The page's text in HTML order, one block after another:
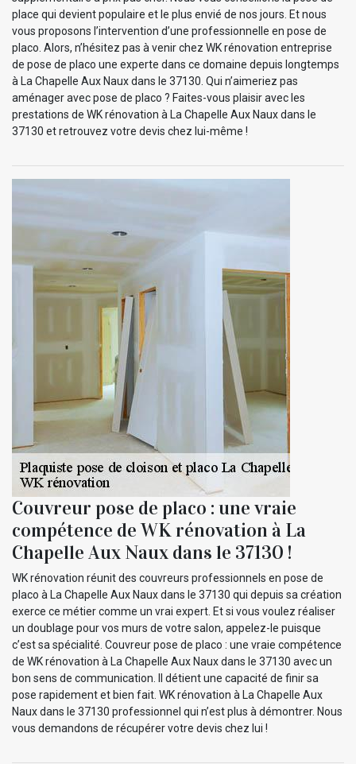
place qui devient populaire et le plus envié de nos jours. Et nous
vous proposons l’intervention d’une professionnelle en pose de
placo. Alors, n’hésitez pas à venir chez WK rénovation entreprise
de pose de placo une experte dans ce domaine depuis longtemps
à La Chapelle Aux Naux dans le 37130. Qui n’aimeriez pas
aménager avec pose de placo ? Faites-vous plaisir avec les
prestations de WK rénovation à La Chapelle Aux Naux dans le
37130 et retrouvez votre devis chez lui-même !
Couvreur pose de placo : une vraie
compétence de WK rénovation à La
Chapelle Aux Naux dans le 37130 !
WK rénovation réunit des couvreurs professionnels en pose de
placo à La Chapelle Aux Naux dans le 37130 qui depuis sa création
exerce ce métier comme un vrai expert. Et si vous voulez réaliser
un doublage pour vos murs de votre salon, appelez-le puisque
c’est sa spécialité. Couvreur pose de placo : une vraie compétence
de WK rénovation à La Chapelle Aux Naux dans le 37130 avec un
bon sens de communication. Il détient une capacité de finir sa
pose rapidement et bien fait. WK rénovation à La Chapelle Aux
Naux dans le 37130 professionnel qui n’est plus à démontrer. Nous
vous demandons de récupérer votre devis chez lui !